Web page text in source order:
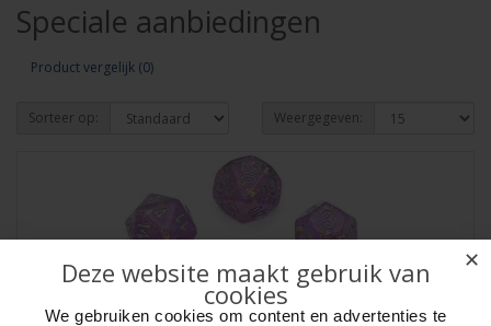
Speciale aanbiedingen
Product vergelijk (0)
Sorteer op: Weergegeven:
✕
Deze website maakt gebruik van
cookies
We gebruiken cookies om content en advertenties te